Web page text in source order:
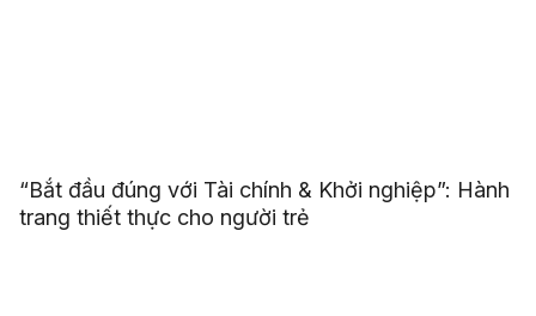
“Bắt đầu đúng với Tài chính & Khởi nghiệp”: Hành
trang thiết thực cho người trẻ